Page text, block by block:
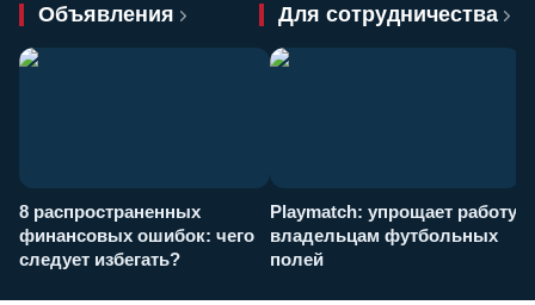
Объявления Для сотрудничества
8 распространенных
финансовых ошибок: чего
следует избегать?
Playmatch: упрощает работу
владельцам футбольных
полей